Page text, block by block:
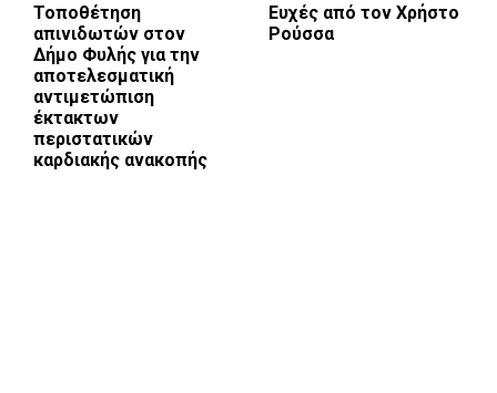
Τοποθέτηση
απινιδωτών στον
Δήμο Φυλής για την
αποτελεσματική
αντιμετώπιση
έκτακτων
περιστατικών
καρδιακής ανακοπής
Ευχές από τον Χρήστο
Ρούσσα